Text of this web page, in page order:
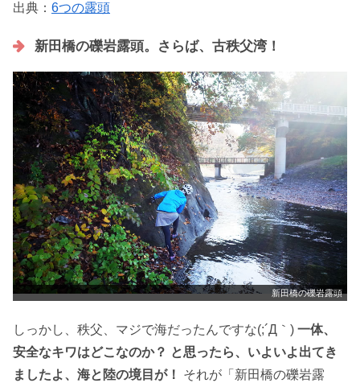
出典： 6つの露頭
新田橋の礫岩露頭。さらば、古秩父湾！
新田橋の礫岩露頭
しっかし、秩父、マジで海だったんですな(;´Д｀) 一体、
安全なキワはどこなのか？ と思ったら、いよいよ出てき
ましたよ、海と陸の境目が！
それが「新田橋の礫岩露